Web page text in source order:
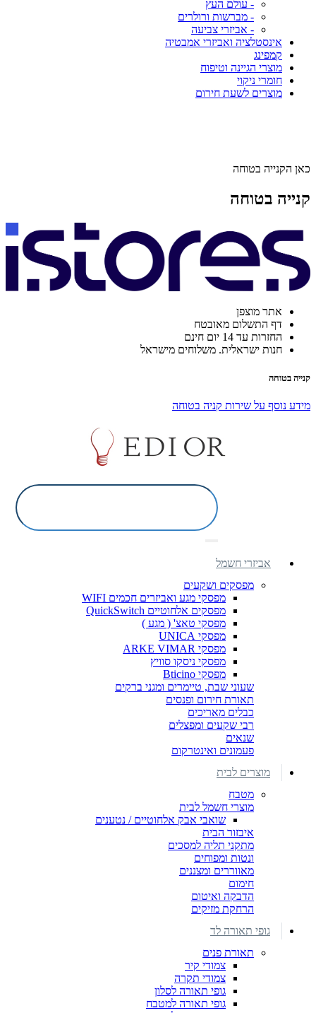
- עולם העץ
- מברשות ורולרים
- אביזרי צביעה
אינסטלציה ואביזרי אמבטיה
קמפינג
מוצרי הגיינה וטיפוח
חומרי ניקוי
מוצרים לשעת חירום
כאן הקנייה בטוחה
קנייה בטוחה
אתר מוצפן
דף התשלום מאובטח
החזרות עד 14 יום חינם
חנות ישראלית. משלוחים מישראל
קנייה בטוחה
מידע נוסף על שירות קניה בטוחה
אביזרי חשמל
מפסקים ושקעים
מפסקי מגע ואביזרים חכמים WIFI
מפסקים אלחוטיים QuickSwitch
מפסקי טאצ' ( מגע )
מפסקי UNICA
מפסקי ARKE VIMAR
מפסקי ניסקו סוויץ
מפסקי Bticino
שעוני שבת, טיימרים ומגני ברקים
תאורת חירום ופנסים
כבלים מאריכים
רבי שקעים ומפצלים
שנאים
פעמונים ואינטרקום
מוצרים לבית
מטבח
מוצרי חשמל לבית
שואבי אבק אלחוטיים / נטענים
איבזור הבית
מתקני תליה למסכים
ונטות ומפוחים
מאווררים ומצננים
חימום
הדבקה ואיטום
הרחקת מזיקים
גופי תאורה לד
תאורת פנים
צמודי קיר
צמודי תקרה
גופי תאורה לסלון
גופי תאורה למטבח